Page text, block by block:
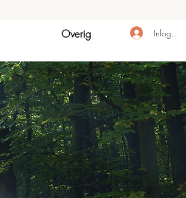
Overig Inloggen